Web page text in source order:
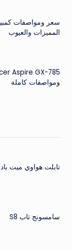
المميزات والعيوب
ومواصفات كاملة
تابلت هواوي ميت باد 11
سامسونج تاب S8